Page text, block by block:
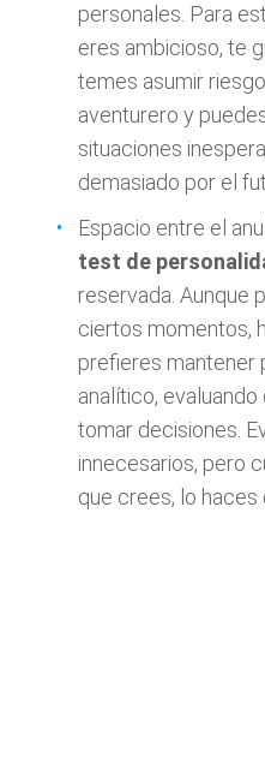
personales. Para
eres ambicioso, te
temes asumir
aventurero y
situaciones
demasiado por el
Espacio entre el
test de
reservada. Aunque
ciertos momentos,
prefieres mantener
analítico,
tomar decisiones.
innecesarios, pero
que crees, lo haces